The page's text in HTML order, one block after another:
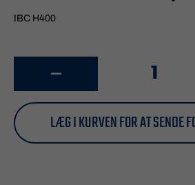
IBC H400
LÆG I KURVEN FOR AT SENDE